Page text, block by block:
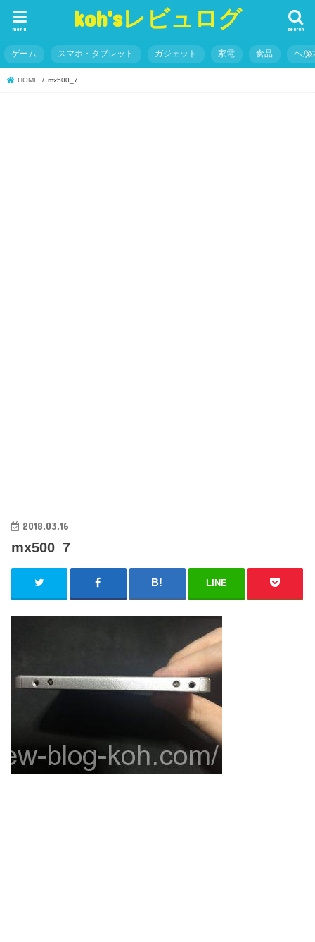
koh'sレビュログ search
menu
ゲーム スマホ・タブレット ガジェット 家電 食品 ヘル
HOME mx500_7
2018.03.16
mx500_7
LINE